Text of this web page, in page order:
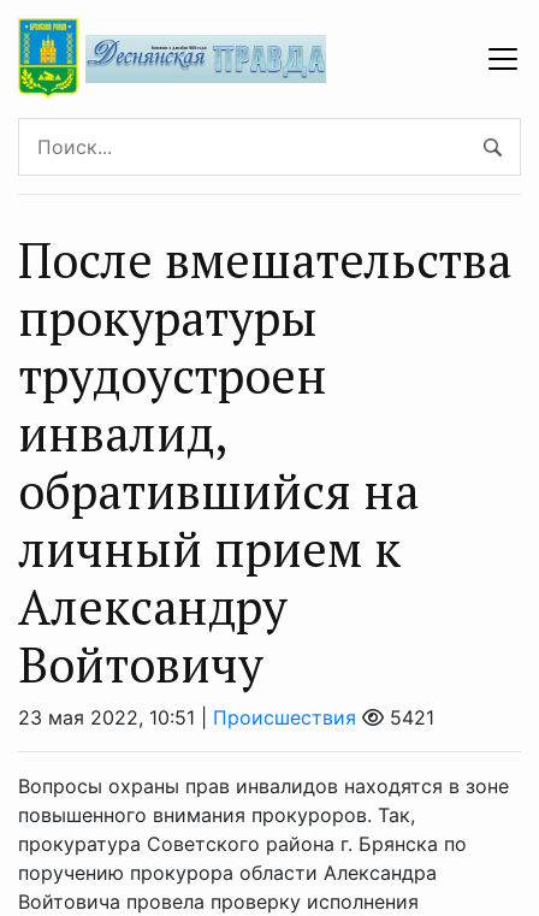
После вмешательства
прокуратуры
трудоустроен
инвалид,
обратившийся на
личный прием к
Александру
Войтовичу
23 мая 2022, 10:51 | Происшествия 5421
Вопросы охраны прав инвалидов находятся в зоне
повышенного внимания прокуроров. Так,
прокуратура Советского района г. Брянска по
поручению прокурора области Александра
Войтовича провела проверку исполнения